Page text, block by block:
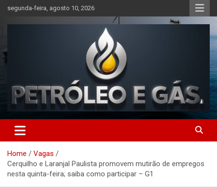
content
segunda-feira, agosto 10, 2026
Petróleo e Gás | Últimas
notícias relacionadas a
petróleo, gás, vagas de
emprego, energia, setor
Home
Vagas
Cerquilho e Laranjal Paulista promovem mutirão de empregos
nesta quinta-feira; saiba como participar – G1